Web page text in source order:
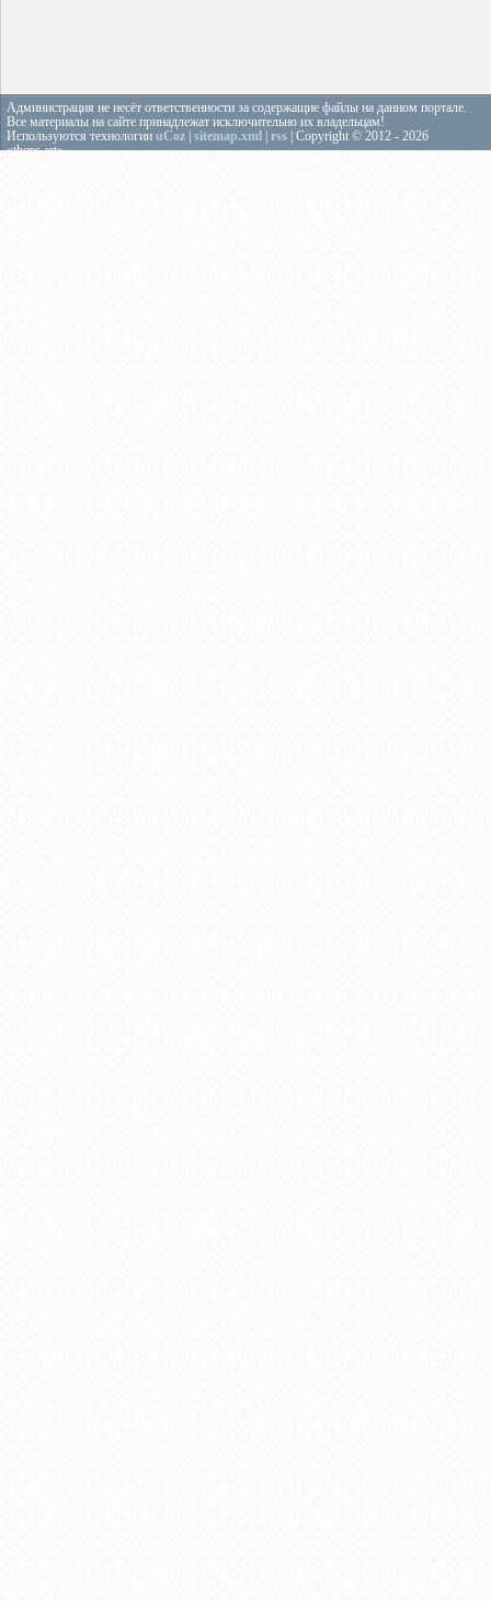
Администрация не несёт ответственности за содержащие файлы на данном портале.
Все материалы на сайте принадлежат исключительно их владельцам!
Используются технологии uCoz sitemap.xml rss | Copyright © 2012 - 2026
«theps.art»